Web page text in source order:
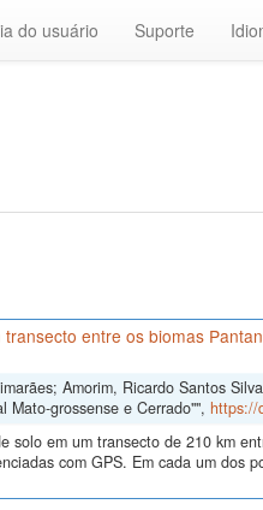
do usuário Suporte
entre os biomas
Amorim, Ricardo Santos
Mato-grossense e Cerrado"", https://
solo em um transecto de 210 km
com GPS. Em cada um dos